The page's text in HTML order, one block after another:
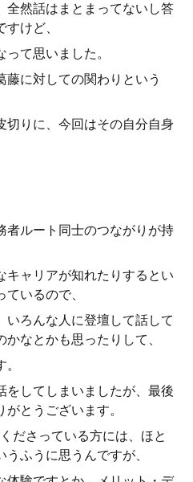
全然話はまとまってないし答
けど、
て思いました。
に対しての関わりという
切りに、今回はその自分自身
者ルート同士のつながりが持
キャリアが知れたりするとい
いるので、
いろんな人に登壇して話して
なとかも思ったりして、
をしてしまいましたが、最後
とうございます。
ださっている方には、ほと
ふうに思うんですが、